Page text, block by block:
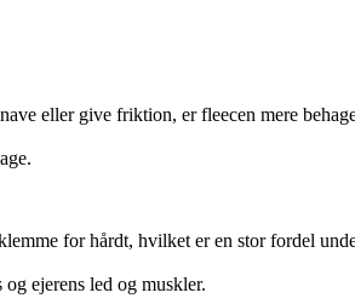
eller give friktion, er fleecen mere
for hårdt, hvilket er en stor fordel
ejerens led og muskler.